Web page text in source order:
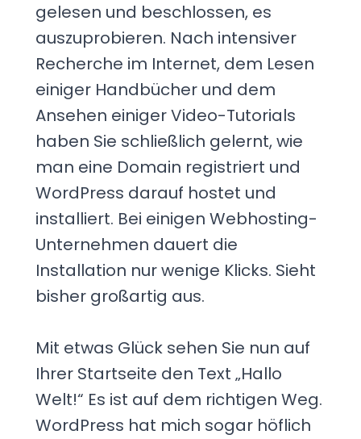
gelesen und beschlossen, es
auszuprobieren. Nach intensiver
Recherche im Internet, dem Lesen
einiger Handbücher und dem
Ansehen einiger Video-Tutorials
haben Sie schließlich gelernt, wie
man eine Domain registriert und
WordPress darauf hostet und
installiert. Bei einigen Webhosting-
Unternehmen dauert die
Installation nur wenige Klicks. Sieht
bisher großartig aus.
Mit etwas Glück sehen Sie nun auf
Ihrer Startseite den Text „Hallo
Welt!“ Es ist auf dem richtigen Weg.
WordPress hat mich sogar höflich